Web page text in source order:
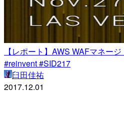
【レポート】AWS WAFマネー
#reinvent #SID217
臼田佳祐
2017.12.01